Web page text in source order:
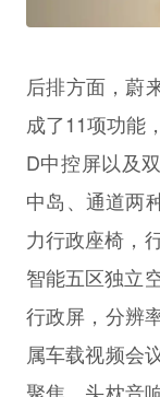
后排方面，蔚
成了11项功能
D中控屏以及
中岛、通道两
力行政座椅，
智能五区独立
行政屏，分辨
属车载视频会
聚焦，头枕音